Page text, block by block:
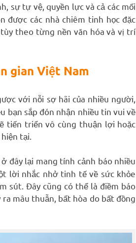
sự tự vệ, quyền lực và cả các mối
được các nhà chiêm tinh học đặc
theo từng nền văn hóa và vị trí
gian Việt Nam
với nỗi sợ hãi của nhiều người,
bạn sắp đón nhận nhiều tin vui về
tiến triển vô cùng thuận lợi hoặc
tại.
đây lại mang tính cảnh báo nhiều
lời nhắc nhở tinh tế về sức khỏe
sút. Đây cũng có thể là điềm báo
mâu thuẫn, bất hòa do bất đồng